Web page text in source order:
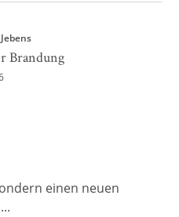
Brandung
einen neuen